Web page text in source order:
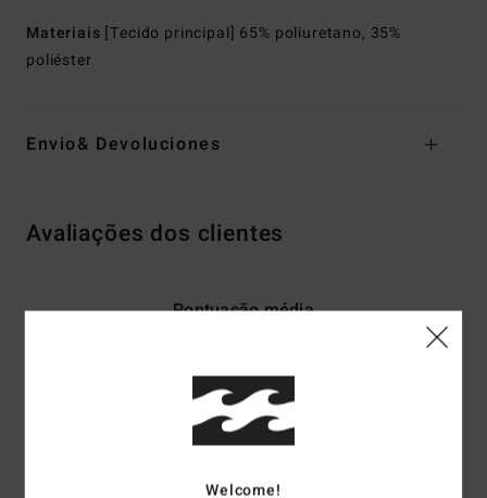
Materiais [Tecido principal] 65% poliuretano, 35%
poliéster
Envio& Devoluciones
Avaliações dos clientes
Pontuação média
5.0/5
2 avaliações verificadas
Welcome!